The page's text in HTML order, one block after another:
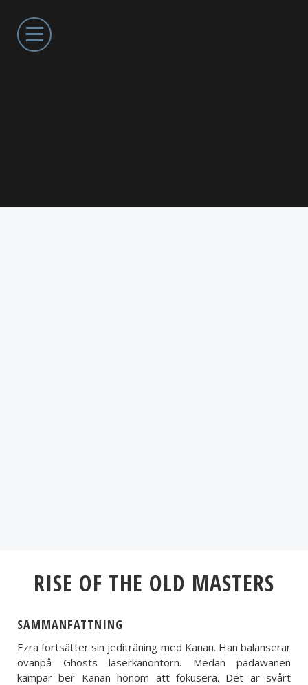
RISE OF THE OLD MASTERS
SAMMANFATTNING
Ezra fortsätter sin jediträning med Kanan. Han balanserar
ovanpå Ghosts laserkanontorn. Medan padawanen
kämpar ber Kanan honom att fokusera. Det är svårt